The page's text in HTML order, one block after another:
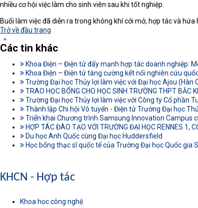
nhiều cơ hội việc làm cho sinh viên sau khi tốt nghiệp.
Buổi làm việc đã diễn ra trong không khí cởi mở, hợp tác và
Trở về đầu trang
Các tin khác
Khoa Điện – Điện tử đẩy mạnh hợp tác doanh nghiệp:
Khoa Điện – Điện tử tăng cường kết nối nghiên cứu
Trường Đại học Thủy lợi làm việc với Đại học Ajou (Hàn
TRAO HỌC BỔNG CHO HỌC SINH TRƯỜNG THPT BẮC
Trường Đại học Thủy lợi làm việc với Công ty Cổ phần
Thành lập Chi hội Vô tuyến - Điện tử Trường Đại học
Triển khai Chương trình Samsung Innovation Campus
HỢP TÁC ĐÀO TẠO VỚI TRƯỜNG ĐẠI HỌC RENNES 1,
Du học Anh Quốc cùng Đại học Huddersfield
Học bổng thạc sĩ quốc tế của Trường Đại học Quốc gia
KHCN - Hợp tác
Khoa học công nghệ